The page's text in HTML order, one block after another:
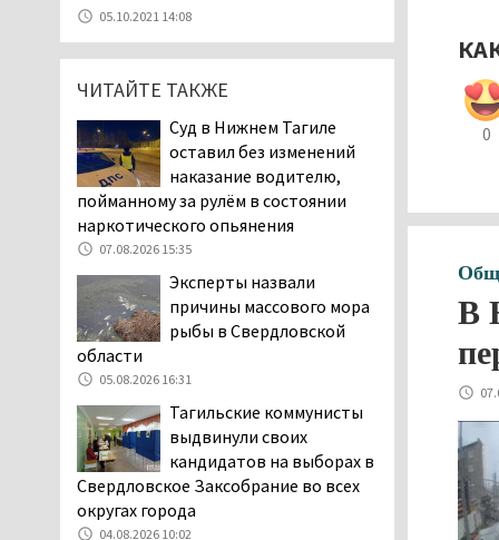
0
В
уголовное дело о
мошенничестве при
строительстве ИЖС в Нижнем
Тагиле
Екатеринбург подвергся
атаке БПЛА, восемь из
них были сбиты, три
упали на крышу логистического
центра
Тагильские спасатели
помогли заблудившемуся
в лесу мужчине найти
дорогу домой
Прокуратура
Дзержинского района
Нижнего Тагила
возбудила административное дело в
отношении «Водоканала-НТ» из-за
05.10.2021 14:08
ЧИТАЙТЕ ТАКЖЕ
Суд в Нижнем Тагиле
оставил без изменений
наказание водителю,
пойманному за рулём в состоянии
наркотического опьянения
07.08.2026 15:35
Эксперты назвали
причины массового мора
рыбы в Свердловской
области
05.08.2026 16:31
Тагильские коммунисты
выдвинули своих
кандидатов на выборах в
Свердловское Заксобрание во всех
округах города
04.08.2026 10:02